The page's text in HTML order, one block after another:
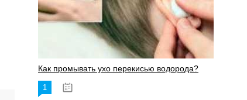
Как промывать ухо перекисью водорода?
1